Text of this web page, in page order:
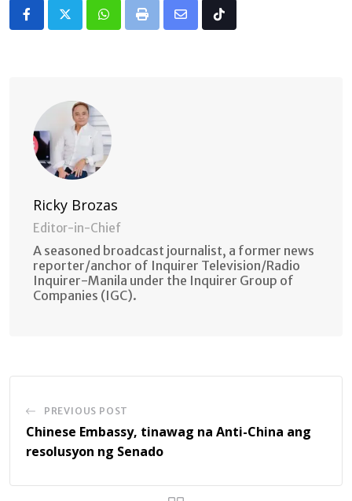
Whatsapp
Print
Share Tiktok
Ricky Brozas
Editor-in-Chief
A seasoned broadcast journalist, a former news
reporter/anchor of Inquirer Television/Radio
Inquirer-Manila under the Inquirer Group of
Companies (IGC).
PREVIOUS POST
Chinese Embassy, tinawag na Anti-China ang
resolusyon ng Senado